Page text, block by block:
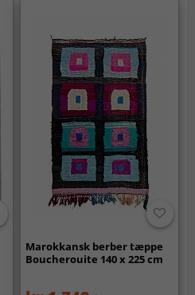
Marokkansk berber tæppe
Boucherouite 140 x 225 cm